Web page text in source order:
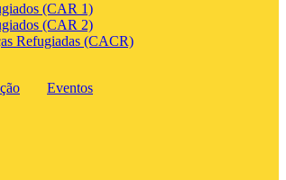
(CAR 1)
(CAR 2)
Refugiadas (CACR)
Eventos